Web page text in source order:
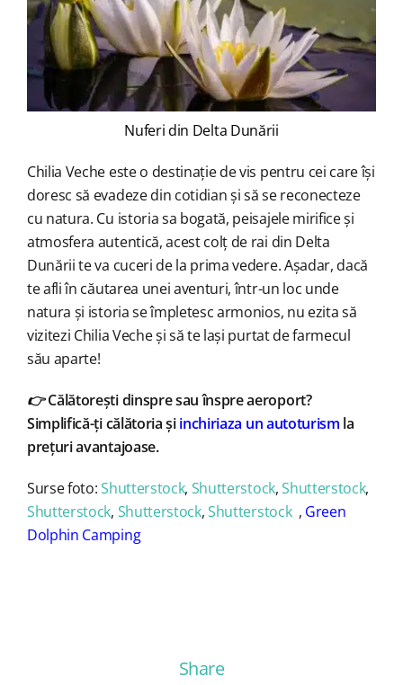
Nuferi din Delta Dunării
Chilia Veche este o destinație de vis pentru cei care își
doresc să evadeze din cotidian și să se reconecteze
cu natura. Cu istoria sa bogată, peisajele mirifice și
atmosfera autentică, acest colț de rai din Delta
Dunării te va cuceri de la prima vedere. Așadar, dacă
te afli în căutarea unei aventuri, într-un loc unde
natura și istoria se împletesc armonios, nu ezita să
vizitezi Chilia Veche și să te lași purtat de farmecul
său aparte!
👉Călătorești dinspre sau înspre aeroport?
Simplifică-ți călătoria șiinchiriaza un autoturism la
prețuri avantajoase.
Surse foto:Shutterstock, Shutterstock,Shutterstock,
Shutterstock, Shutterstock,Shutterstock , Green
Dolphin Camping
Share